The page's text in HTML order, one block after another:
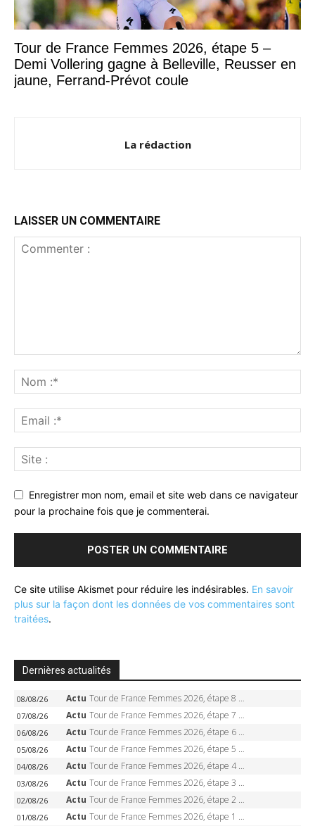
Tour de France Femmes 2026, étape 5 –
Demi Vollering gagne à Belleville, Reusser en
jaune, Ferrand-Prévot coule
La rédaction
LAISSER UN COMMENTAIRE
Enregistrer mon nom, email et site web dans ce navigateur
pour la prochaine fois que je commenterai.
Ce site utilise Akismet pour réduire les indésirables. En savoir
plus sur la façon dont les données de vos commentaires sont
traitées.
Dernières actualités
08/08/26 Actu Tour de France Femmes 2026, étape 8 – Demi Vollering gagne à Nice, reprend le jaune, Niewiadoma à 8 secondes
07/08/26 Actu Tour de France Femmes 2026, étape 7 – Kasia Niewiadoma gagne le Ventoux, maillot jaune, Reusser et Vollering piégées
06/08/26 Actu Tour de France Femmes 2026, étape 6 – Kim Le Court-Pienaar gagne à Tournon, Reusser en jaune
05/08/26 Actu Tour de France Femmes 2026, étape 5 – Demi Vollering gagne à Belleville, Reusser en jaune, Ferrand-Prévot coule
04/08/26 Actu Tour de France Femmes 2026, étape 4 – Marlen Reusser écrase le chrono, Ferrand-Prévot en crise
03/08/26 Actu Tour de France Femmes 2026, étape 3 – Sigrid Haugset en solitaire, 88 km d’échappée, maillot jaune
02/08/26 Actu Tour de France Femmes 2026, étape 2 – Lorena Wiebes doublé à Genève, Markus héroïque, 7e record
01/08/26 Actu Tour de France Femmes 2026, étape 1 – Lorena Wiebes intouchable à Lausanne, premier maillot jaune